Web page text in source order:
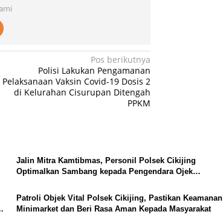
Pos berikutnya
Polisi Lakukan Pengamanan
Pelaksanaan Vaksin Covid-19 Dosis 2
di Kelurahan Cisurupan Ditengah
PPKM
Jalin Mitra Kamtibmas, Personil Polsek Cikijing
Optimalkan Sambang kepada Pengendara Ojek
Patroli Objek Vital Polsek Cikijing, Pastikan Keamanan
Minimarket dan Beri Rasa Aman Kepada Masyarakat